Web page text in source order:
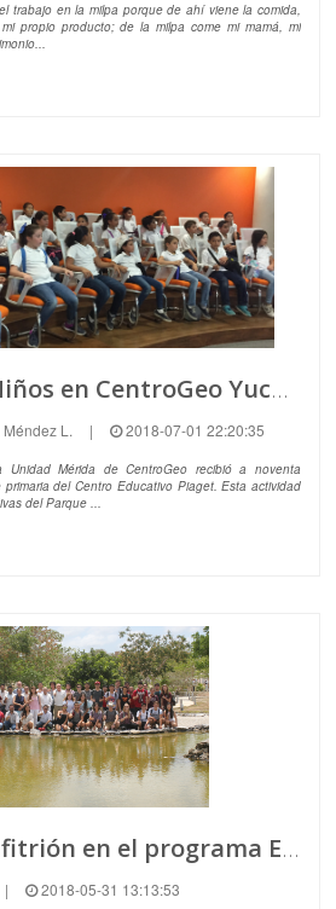
trabajo en la milpa porque de ahí viene la comida,
propio producto; de la milpa come mi mamá, mi
Ciencia para Niños en CentroGeo Yucatán
L. | 2018-07-01 22:20:35
Mérida de CentroGeo recibió a noventa
del Centro Educativo Piaget. Esta actividad
del Parque ...
CentroGeo, anfitrión en el programa ELCIR 2018
| 2018-05-31 13:13:53